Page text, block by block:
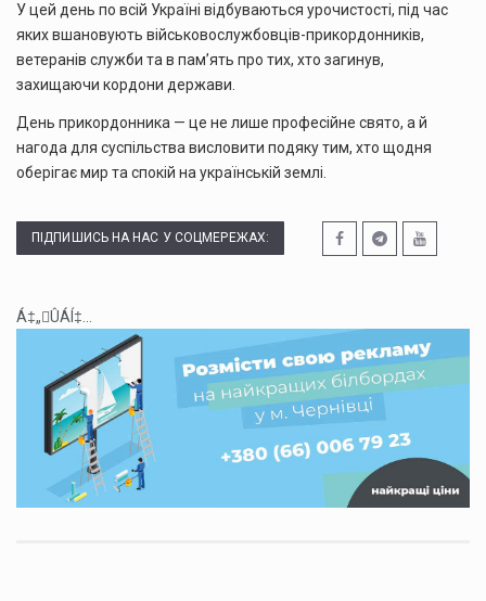
У цей день по всій Україні відбуваються урочистості, під час
яких вшановують військовослужбовців-прикордонників,
ветеранів служби та в пам’ять про тих, хто загинув,
захищаючи кордони держави.
День прикордонника — це не лише професійне свято, а й
нагода для суспільства висловити подяку тим, хто щодня
оберігає мир та спокій на українській землі.
ПІДПИШИСЬ НА НАС У СОЦМЕРЕЖАХ:
Á‡„ÛÁÍ‡...